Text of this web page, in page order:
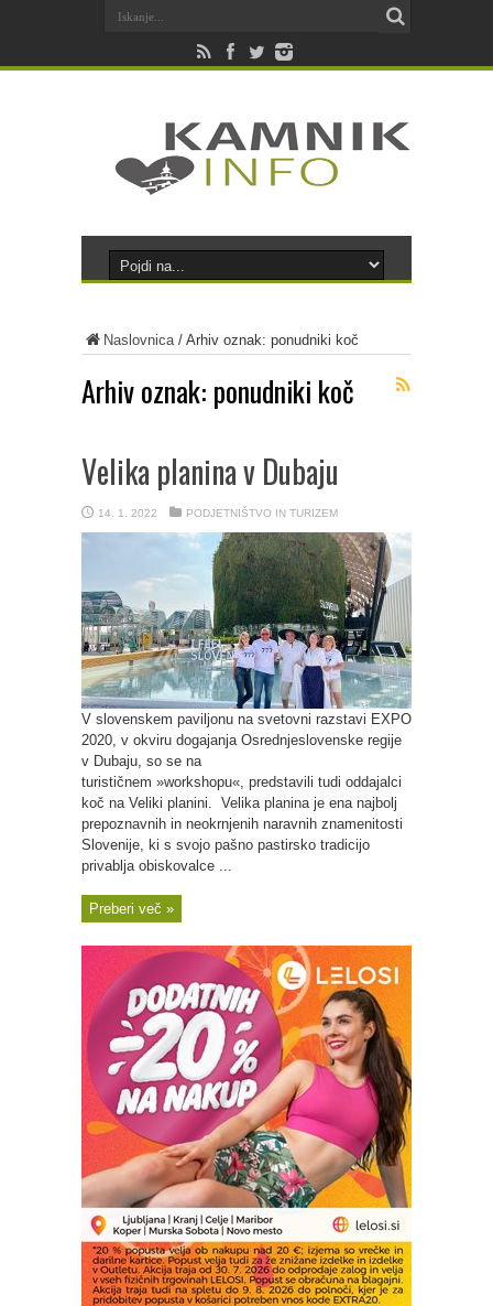
Naslovnica/ Arhiv oznak: ponudniki koč
Arhiv oznak: ponudniki koč
Velika planina v Dubaju
14. 1. 2022 PODJETNIŠTVO IN TURIZEM
V slovenskem paviljonu na svetovni razstavi EXPO
2020, v okviru dogajanja Osrednjeslovenske regije
v Dubaju, so se na
turističnem »workshopu«, predstavili tudi oddajalci
koč na Veliki planini. Velika planina je ena najbolj
prepoznavnih in neokrnjenih naravnih znamenitosti
Slovenije, ki s svojo pašno pastirsko tradicijo
privablja obiskovalce ...
Preberi več »